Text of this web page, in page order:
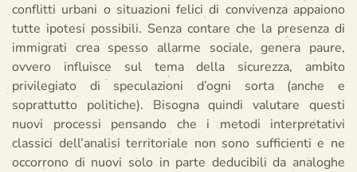
conflitti urbani o situazioni felici di convivenza appaiono
tutte ipotesi possibili. Senza contare che la presenza di
immigrati crea spesso allarme sociale, genera paure,
ovvero influisce sul tema della sicurezza, ambito
privilegiato di speculazioni d’ogni sorta (anche e
soprattutto politiche). Bisogna quindi valutare questi
nuovi processi pensando che i metodi interpretativi
classici dell’analisi territoriale non sono sufficienti e ne
occorrono di nuovi solo in parte deducibili da analoghe